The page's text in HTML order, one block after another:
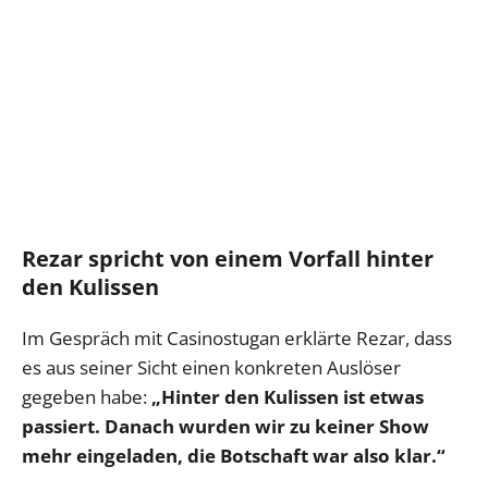
Rezar spricht von einem Vorfall hinter
den Kulissen
Im Gespräch mit Casinostugan erklärte Rezar, dass
es aus seiner Sicht einen konkreten Auslöser
gegeben habe: „Hinter den Kulissen ist etwas
passiert. Danach wurden wir zu keiner Show
mehr eingeladen, die Botschaft war also klar.“